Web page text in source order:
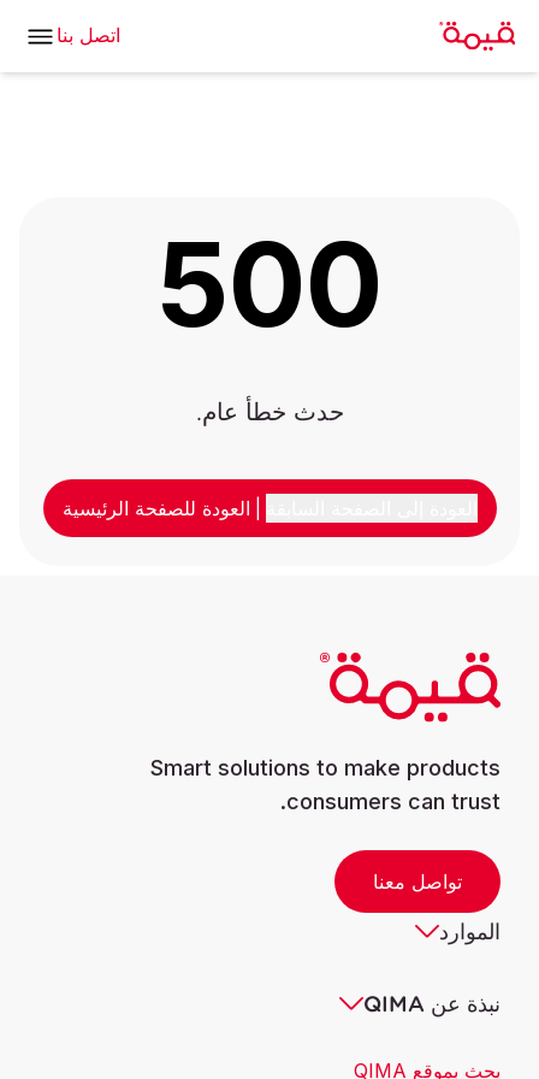
اتصل بنا
500
حدث خطأ عام.
العودة للصفحة الرئيسية
Smart solutions to make products
consumers can trust.
تواصل معنا
الموارد
نبذة عن QIMA
بحث بموقع QIMA